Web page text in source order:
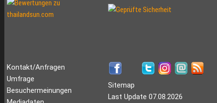
Kontakt/Anfragen
Umfrage
Besuchermeinungen
Sitemap
Last Update 07.08.2026